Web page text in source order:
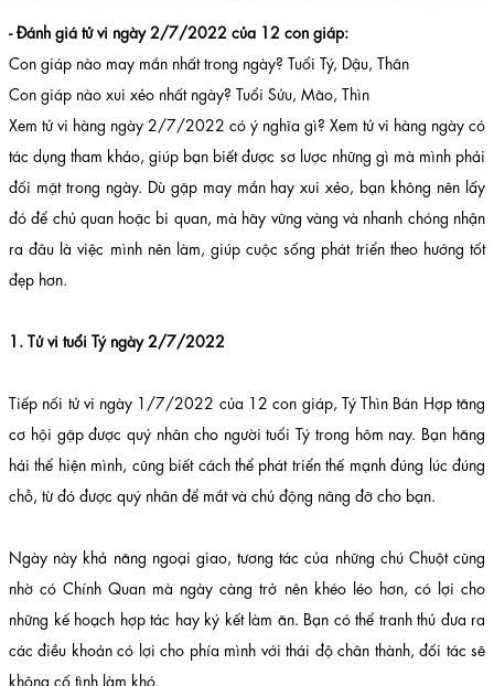
- Đánh giá tử vi ngày 2/7/2022 của 12 con giáp:
Con giáp nào may mắn nhất trong ngày? Tuổi Tý, Dậu, Thân
Con giáp nào xui xẻo nhất ngày? Tuổi Sửu, Mão, Thìn
Xem tử vi hàng ngày 2/7/2022 có ý nghĩa gì? Xem tử vi hàng ngày có
tác dụng tham khảo, giúp bạn biết được sơ lược những gì mà mình phải
đối mặt trong ngày. Dù gặp may mắn hay xui xẻo, bạn không nên lấy
đó để chủ quan hoặc bi quan, mà hãy vững vàng và nhanh chóng nhận
ra đâu là việc mình nên làm, giúp cuộc sống phát triển theo hướng tốt
đẹp hơn.
1. Tử vi tuổi Tý ngày 2/7/2022
Tiếp nối tử vi ngày 1/7/2022 của 12 con giáp, Tý Thìn Bán Hợp tăng
cơ hội gặp được quý nhân cho người tuổi Tý trong hôm nay. Bạn hăng
hái thể hiện mình, cũng biết cách thể phát triển thế mạnh đúng lúc đúng
chỗ, từ đó được quý nhân để mắt và chủ động nâng đỡ cho bạn.
Ngày này khả năng ngoại giao, tương tác của những chú Chuột cũng
nhờ có Chính Quan mà ngày càng trở nên khéo léo hơn, có lợi cho
những kế hoạch hợp tác hay ký kết làm ăn. Bạn có thể tranh thủ đưa ra
các điều khoản có lợi cho phía mình với thái độ chân thành, đối tác sẽ
không cố tình làm khó.